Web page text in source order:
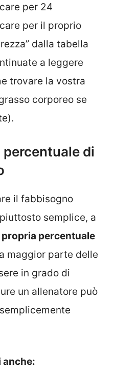
per 24
per il proprio
dalla tabella
a leggere
trovare la vostra
corporeo se
percentuale di
il fabbisogno
semplice, a
percentuale
maggior parte delle
in grado di
un allenatore può